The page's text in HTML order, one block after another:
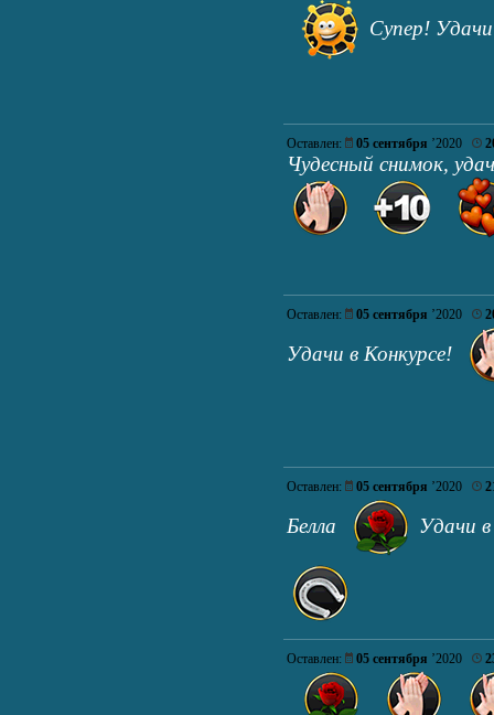
Супер!
Оставлен: 05 сентября ’2020
Чудесный снимок,
Оставлен: 05 сентября ’2020
Удачи в Конкурсе!
Оставлен: 05 сентября ’2020
Белла Удачи
Оставлен: 05 сентября ’2020